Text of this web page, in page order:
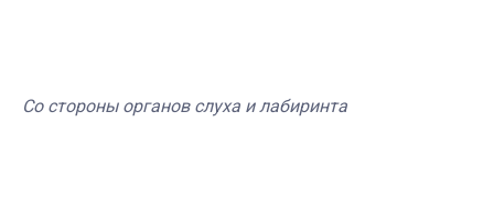
Со стороны органов слуха и лабиринта